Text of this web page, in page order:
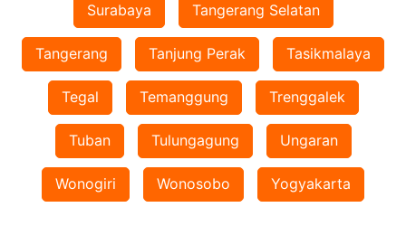
Surabaya Tangerang Selatan
Tangerang Tanjung Perak Tasikmalaya
Tegal Temanggung Trenggalek
Tuban Tulungagung Ungaran
Wonogiri Wonosobo Yogyakarta